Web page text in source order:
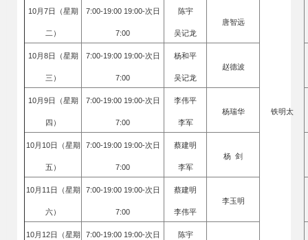
铁明太
10月7日（星期
二）
7:00-19:00 19:00-次日
7:00
陈宇
吴记龙
唐智远
10月8日（星期
三）
7:00-19:00 19:00-次日
7:00
杨和平
吴记龙
赵德波
10月9日（星期
四）
7:00-19:00 19:00-次日
7:00
李伟平
李军
杨瑞华
10月10日（星期
五）
7:00-19:00 19:00-次日
7:00
蔡建明
李军
杨 剑
10月11日（星期
六）
7:00-19:00 19:00-次日
7:00
蔡建明
李伟平
李玉明
10月12日（星期 7:00-19:00 19:00-次日 陈宇